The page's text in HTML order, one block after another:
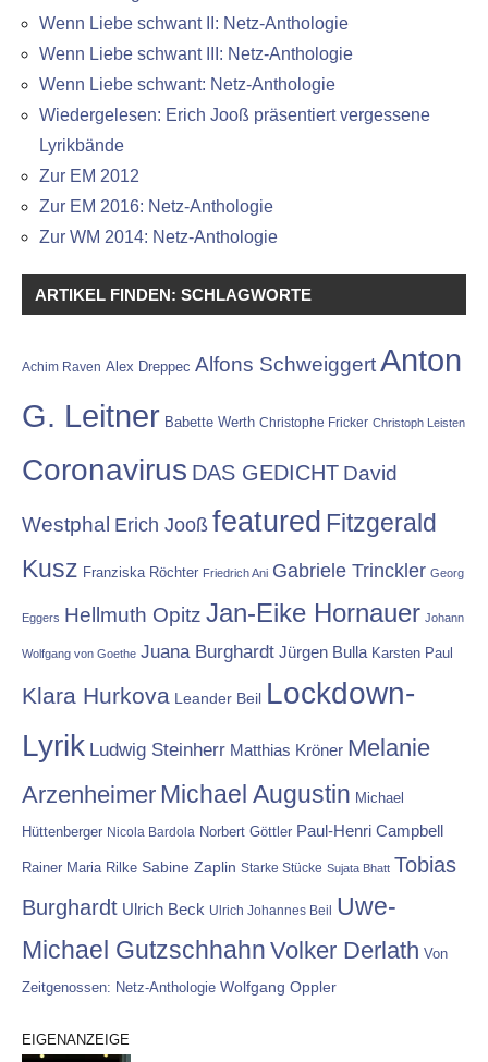
Wenn Liebe schwant II: Netz-Anthologie
Wenn Liebe schwant III: Netz-Anthologie
Wenn Liebe schwant: Netz-Anthologie
Wiedergelesen: Erich Jooß präsentiert vergessene
Lyrikbände
Zur EM 2012
Zur EM 2016: Netz-Anthologie
Zur WM 2014: Netz-Anthologie
ARTIKEL FINDEN: SCHLAGWORTE
Achim Raven Alex Dreppec Alfons SchweiggertAnton
G. Leitner Babette Werth Christophe Fricker Christoph Leisten
Coronavirus DAS GEDICHT David
Westphal Erich Jooß featured Fitzgerald
Kusz Franziska Röchter Friedrich Ani Gabriele Trinckler Georg
Eggers Hellmuth Opitz Jan-Eike Hornauer Johann
Wolfgang von Goethe Juana Burghardt Jürgen Bulla Karsten Paul
Klara Hurkova Leander Beil Lockdown-
Lyrik Ludwig Steinherr Matthias Kröner Melanie
Arzenheimer Michael Augustin Michael
Hüttenberger Nicola Bardola Norbert Göttler Paul-Henri Campbell
Rainer Maria Rilke Sabine Zaplin Starke Stücke Sujata Bhatt Tobias
Burghardt Ulrich Beck Ulrich Johannes Beil Uwe-
Michael Gutzschhahn Volker Derlath Von
Zeitgenossen: Netz-Anthologie Wolfgang Oppler
EIGENANZEIGE